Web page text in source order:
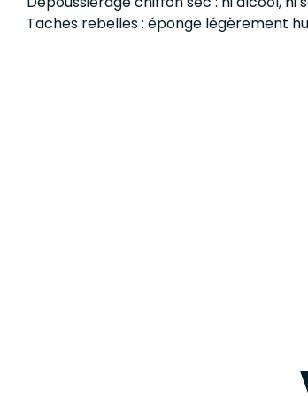
Taches rebelles : éponge légèrement